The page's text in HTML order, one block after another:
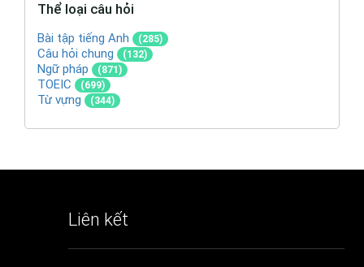
Thể loại câu hỏi
Bài tập tiếng Anh (285)
Câu hỏi chung (132)
Ngữ pháp (871)
TOEIC (699)
Từ vựng (344)
Liên kết